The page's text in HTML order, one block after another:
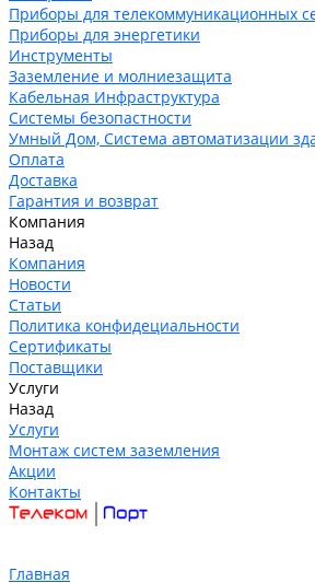
Приборы для телекоммуникационных
Приборы для энергетики
Инструменты
Заземление и молниезащита
Кабельная Инфраструктура
Системы безопастности
Умный Дом, Система автоматизации
Оплата
Доставка
Гарантия и возврат
Компания
Назад
Компания
Новости
Статьи
Политика конфидециальности
Сертификаты
Поставщики
Услуги
Назад
Услуги
Монтаж систем заземления
Акции
Контакты
Главная